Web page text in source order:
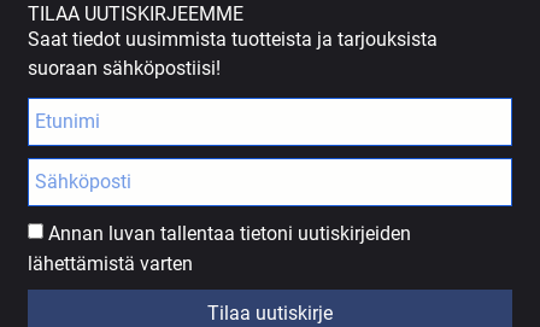
TILAA UUTISKIRJEEMME
Saat tiedot uusimmista tuotteista ja tarjouksista
suoraan sähköpostiisi!
Annan luvan tallentaa tietoni uutiskirjeiden
lähettämistä varten
Tilaa uutiskirje